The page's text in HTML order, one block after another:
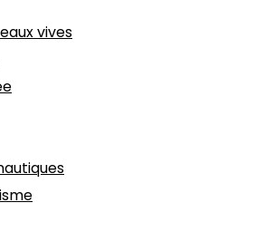
vives